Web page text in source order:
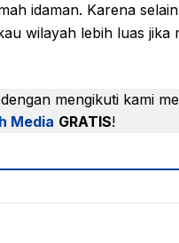
idaman. Karena
wilayah lebih luas jika
mengikuti kami
Media GRATIS!